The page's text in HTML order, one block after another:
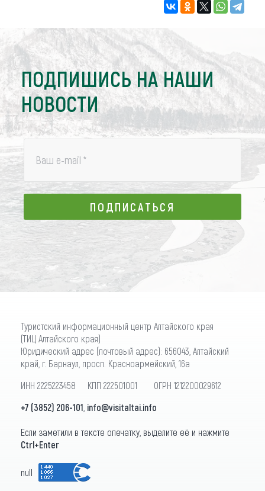
ПОДПИШИСЬ НА НАШИ
НОВОСТИ
Ваш e-mail *
ПОДПИСАТЬСЯ
ПОДПИСАТЬСЯ
Туристский информационный центр Алтайского края
(ТИЦ Алтайского края)
Юридический адрес (почтовый адрес): 656043, Алтайский
край, г. Барнаул, просп. Красноармейский, 16а
ИНН 2225223458 КПП 222501001 ОГРН 1212200029612
+7 (3852) 206-101 info@visitaltai.info
Если заметили в тексте опечатку, выделите её и нажмите
Ctrl+Enter
null